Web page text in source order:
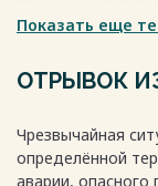
также
которые могут
Показать еще
ОТРЫВОК
Чрезвычайная
определённой
аварии, опасного